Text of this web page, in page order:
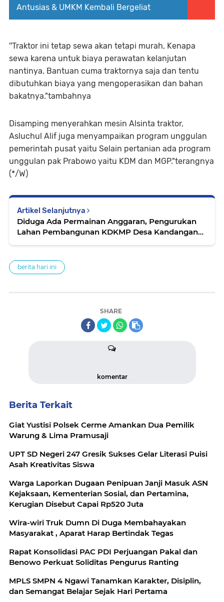
Antusias & UMKM Kembali Bergeliat
''Traktor ini tetap sewa akan tetapi murah, Kenapa
sewa karena untuk biaya perawatan kelanjutan
nantinya. Bantuan cuma traktornya saja dan tentu
dibutuhkan biaya yang mengoperasikan dan bahan
bakatnya."tambahnya
Disamping menyerahkan mesin Alsinta traktor,
Asluchul Alif juga menyampaikan program unggulan
pemerintah pusat yaitu Selain pertanian ada program
unggulan pak Prabowo yaitu KDM dan MGP."terangnya
(*/W)
Artikel Selanjutnya
Diduga Ada Permainan Anggaran, Pengurukan
Lahan Pembangunan KDKMP Desa Kandangan
berita hari ini
SHARE
komentar
Berita Terkait
Giat Yustisi Polsek Cerme Amankan Dua Pemilik
Warung & Lima Pramusaji
UPT SD Negeri 247 Gresik Sukses Gelar Literasi Puisi
Asah Kreativitas Siswa
Warga Laporkan Dugaan Penipuan Janji Masuk ASN
Kejaksaan, Kementerian Sosial, dan Pertamina,
Kerugian Disebut Capai Rp520 Juta
Wira-wiri Truk Dumn Di Duga Membahayakan
Masyarakat , Aparat Harap Bertindak Tegas
Rapat Konsolidasi PAC PDI Perjuangan Pakal dan
Benowo Perkuat Soliditas Pengurus Ranting
MPLS SMPN 4 Ngawi Tanamkan Karakter, Disiplin,
dan Semangat Belajar Sejak Hari Pertama